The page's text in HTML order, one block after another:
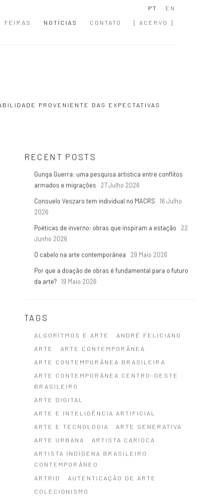
FEIRAS NOTÍCIAS CONTATO [ ACERVO ]
PT EN
PROVENIENTE DAS EXPECTATIVAS
RECENT POSTS
Gunga Guerra: uma pesquisa artística entre conflitos
armados e migrações
27 Julho 2026
Consuelo Veszaro tem individual no MACRS
16 Julho
2026
Poéticas de inverno: obras que inspiram a estação
22
Junho 2026
O cabelo na arte contemporânea
29 Maio 2026
Por que a doação de obras é fundamental para o futuro
da arte?
19 Maio 2026
TAGS
ALGORITMOS E ARTE
ANDRÉ FELICIANO
ARTE
ARTE CONTEMPORÂNEA
ARTE CONTEMPORÂNEA BRASILEIRA
ARTE CONTEMPORÂNEA CENTRO-OESTE
BRASILEIRO
ARTE DIGITAL
ARTE E INTELIGÊNCIA ARTIFICIAL
ARTE E TECNOLOGIA
ARTE GENERATIVA
ARTE URBANA
ARTISTA CARIOCA
ARTISTA INDÍGENA BRASILEIRO
CONTEMPORÂNEO
ARTRIO
AUTENTICAÇÃO DE ARTE
COLECIONISMO